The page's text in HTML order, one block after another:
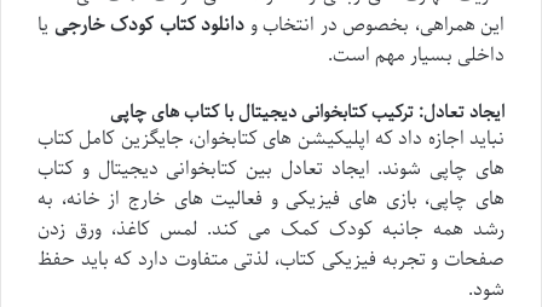
این همراهی، بخصوص در انتخاب و دانلود کتاب کودک خارجی یا
داخلی بسیار مهم است.
ایجاد تعادل: ترکیب کتابخوانی دیجیتال با کتاب های چاپی
نباید اجازه داد که اپلیکیشن های کتابخوان، جایگزین کامل کتاب
های چاپی شوند. ایجاد تعادل بین کتابخوانی دیجیتال و کتاب
های چاپی، بازی های فیزیکی و فعالیت های خارج از خانه، به
رشد همه جانبه کودک کمک می کند. لمس کاغذ، ورق زدن
صفحات و تجربه فیزیکی کتاب، لذتی متفاوت دارد که باید حفظ
شود.